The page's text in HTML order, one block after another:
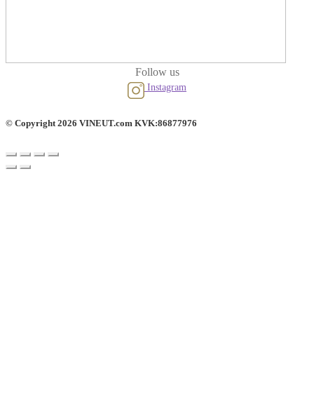
Follow us
Instagram
© Copyright 2026 VINEUT.com KVK:86877976